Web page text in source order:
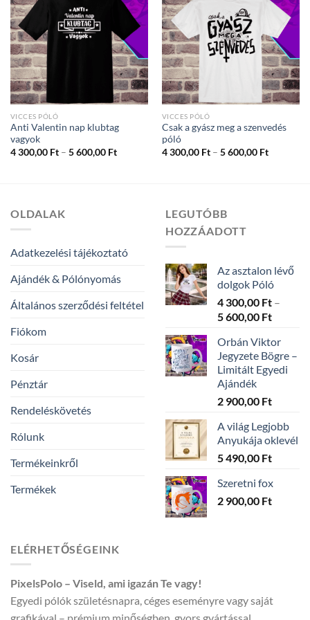
VICCES PÓLÓ
Anti Valentin nap klubtag
vagyok
4 300,00 Ft – 5 600,00 FtÁrtartomány:
VICCES PÓLÓ
Csak a gyász meg a szenvedés
póló
4 300,00 Ft – 5 600,00 Ft
OLDALAK
Adatkezelési tájékoztató
Ajándék & Pólónyomás
Általános szerződési feltétel
Fiókom
Kosár
Pénztár
Rendeléskövetés
Rólunk
Termékeinkről
Termékek
LEGUTÓBB
HOZZÁADOTT
Az asztalon lévő
dolgok Póló
4 300,00 Ft –
5 600,00 Ft
300,00
-
5
Orbán Viktor
Jegyzete Bögre –
Limitált Egyedi
Ajándék
2 900,00 Ft
A világ Legjobb
Anyukája oklevél
5 490,00 Ft
Szeretni fox
2 900,00 Ft
ELÉRHETŐSÉGEINK
PixelsPolo – Viseld, ami igazán Te vagy!
Egyedi pólók születésnapra, céges eseményre vagy saját